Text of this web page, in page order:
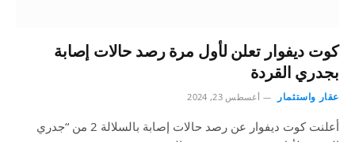
كوت ديفوار تعلن لأول مرة رصد حالات إصابة
بجدري القردة
عقار واستثمار أغسطس 23, 2024
أعلنت كوت ديفوار عن رصد حالات إصابة بالسلالة 2 من “جدري